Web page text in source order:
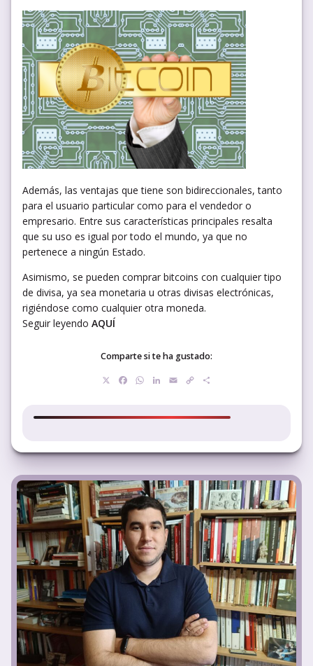
Además, las ventajas que tiene son bidireccionales, tanto
para el usuario particular como para el vendedor o
empresario. Entre sus características principales resalta
que su uso es igual por todo el mundo, ya que no
pertenece a ningún Estado.
Asimismo, se pueden comprar bitcoins con cualquier tipo
de divisa, ya sea monetaria u otras divisas electrónicas,
rigiéndose como cualquier otra moneda.
Seguir leyendo AQUÍ
Comparte si te ha gustado:
Facebook
WhatsApp
LinkedIn
EmailCopy